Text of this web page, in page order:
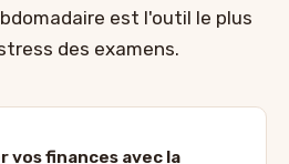
est l'outil le plus
des examens.
vos finances avec la